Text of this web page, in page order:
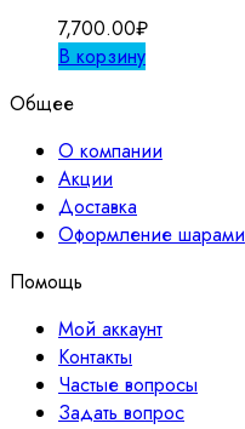
7,700.00₽
В корзину
Общее
О компании
Акции
Доставка
Оформление шарами
Помощь
Мой аккаунт
Контакты
Частые вопросы
Задать вопрос